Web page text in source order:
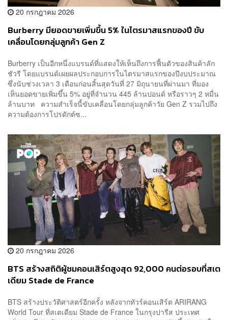
20 กรกฎาคม 2026
Burberry มียอดขายเพิ่มขึ้น 5% ในไตรมาสแรกของปี ขับ
เคลื่อนโดยกลุ่มลูกค้า Gen Z
Burberry เป็นอีกหนึ่งแบรนด์ที่แสดงให้เห็นถึงการฟื้นตัวของสินค้าลัก
ชัวรี โดยแบรนด์เผยผลประกอบการในไตรมาสแรกของปีงบประมาณ
ซึ่งนับช่วงเวลา 3 เดือนก่อนสิ้นสุดวันที่ 27 มิถุนายนที่ผ่านมา ที่มอง
เห็นยอดขายเพิ่มขึ้น 5% อยู่ที่จำนวน 445 ล้านปอนด์ หรือราวๆ 2 หมื่น
ล้านบาท ความสำเร็จนี้ขับเคลื่อนโดยกลุ่มลูกค้าวัย Gen Z รวมไปถึง
ความต้องการโปรดักต์ซ...
20 กรกฎาคม 2026
BTS สร้างสถิติผู้ชมคอนเสิร์ตสูงสุด 92,000 คนต่อรอบที่สเต
เดียม Stade de France
BTS สร้างประวัติศาสตร์อีกครั้ง หลังจากทัวร์คอนเสิร์ต ARIRANG
World Tour ที่สเตเดียม Stade de France ในกรุงปารีส ประเทศ